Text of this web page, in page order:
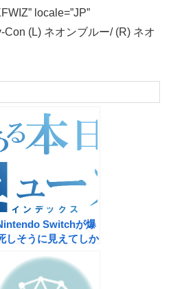
locale=”JP”
Con (L) ネオンブルー/ (R) ネオ
Switchが爆
しそうに見えてしか